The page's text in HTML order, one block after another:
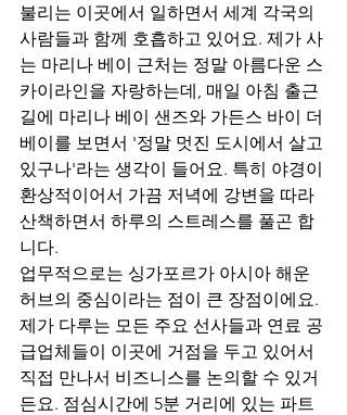
불리는 이곳에서 일하면서 세계 각국의
사람들과 함께 호흡하고 있어요. 제가 사
는 마리나 베이 근처는 정말 아름다운 스
카이라인을 자랑하는데, 매일 아침 출근
길에 마리나 베이 샌즈와 가든스 바이 더
베이를 보면서 '정말 멋진 도시에서 살고
있구나'라는 생각이 들어요. 특히 야경이
환상적이어서 가끔 저녁에 강변을 따라
산책하면서 하루의 스트레스를 풀곤 합
니다.
업무적으로는 싱가포르가 아시아 해운
허브의 중심이라는 점이 큰 장점이에요.
제가 다루는 모든 주요 선사들과 연료 공
급업체들이 이곳에 거점을 두고 있어서
직접 만나서 비즈니스를 논의할 수 있거
든요. 점심시간에 5분 거리에 있는 파트